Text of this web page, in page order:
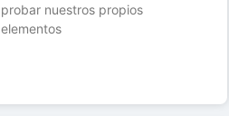
probar nuestros propios
elementos